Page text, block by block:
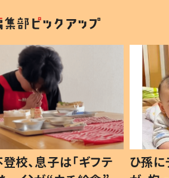
校、息子は「ギフテ
ひ孫